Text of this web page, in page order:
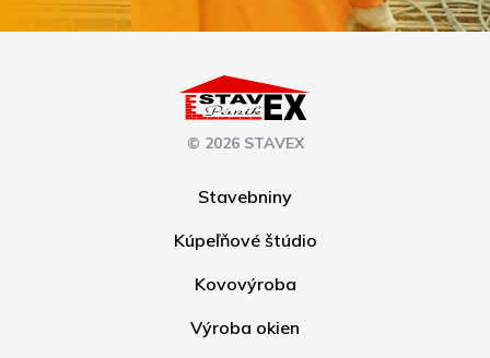
© 2026 STAVEX
Stavebniny
Kúpeľňové štúdio
Kovovýroba
Výroba okien